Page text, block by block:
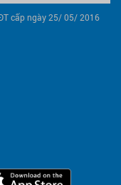
cấp ngày 25/ 05/ 2016